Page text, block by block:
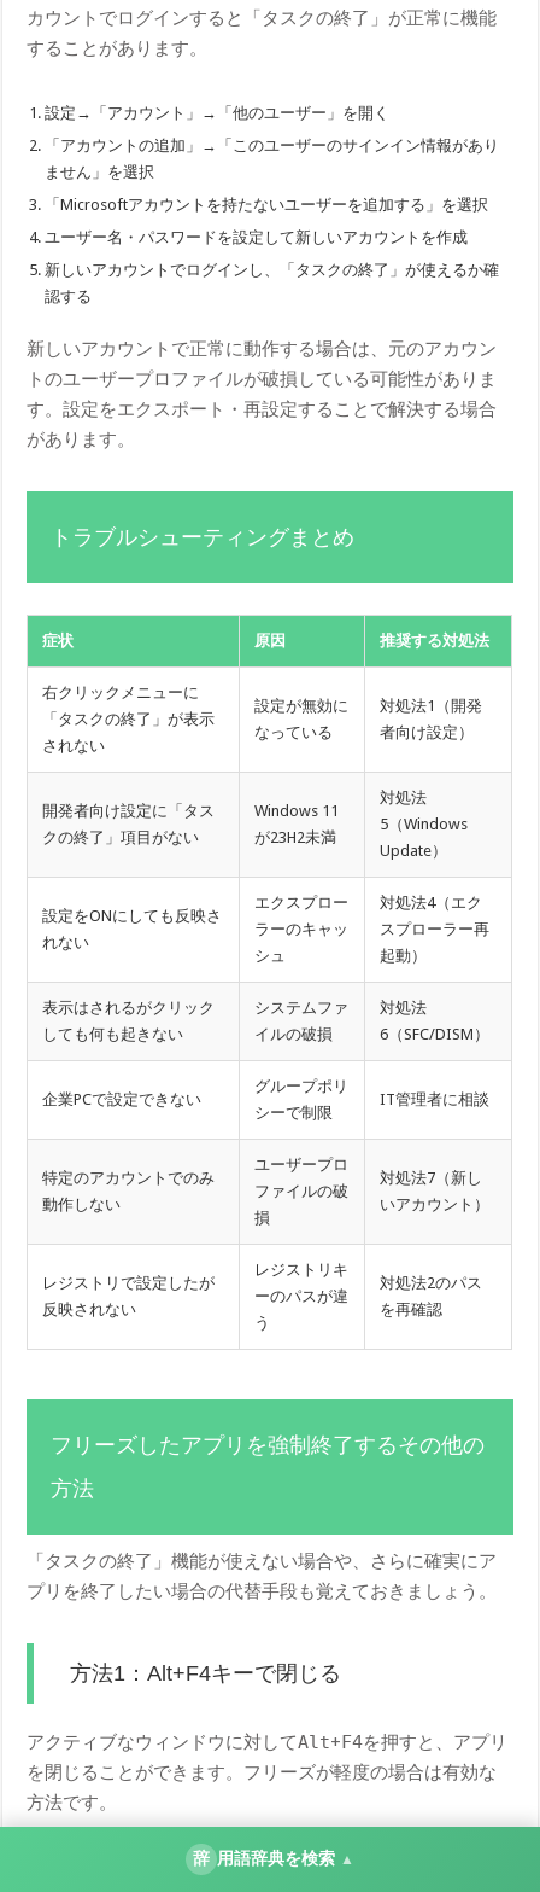
カウントでログインすると「タスクの終了」が正常に機能
することがあります。
設定→「アカウント」→「他のユーザー」を開く
「アカウントの追加」→「このユーザーのサインイン情報があり
ません」を選択
「Microsoftアカウントを持たないユーザーを追加する」を選択
ユーザー名・パスワードを設定して新しいアカウントを作成
新しいアカウントでログインし、「タスクの終了」が使えるか確
認する
新しいアカウントで正常に動作する場合は、元のアカウン
トのユーザープロファイルが破損している可能性がありま
す。設定をエクスポート・再設定することで解決する場合
があります。
トラブルシューティングまとめ
症状 原因 推奨する対処法
右クリックメニューに
「タスクの終了」が表示
されない
設定が無効に
なっている
対処法1（開発
者向け設定）
開発者向け設定に「タス
クの終了」項目がない
Windows 11
が23H2未満
対処法
5（Windows
Update）
設定をONにしても反映さ
れない
エクスプロー
ラーのキャッ
シュ
対処法4（エク
スプローラー再
起動）
表示はされるがクリック
しても何も起きない
システムファ
イルの破損
対処法
6（SFC/DISM）
企業PCで設定できない
グループポリ
シーで制限
IT管理者に相談
特定のアカウントでのみ
動作しない
ユーザープロ
ファイルの破
損
対処法7（新し
いアカウント）
レジストリで設定したが
反映されない
レジストリキ
ーのパスが違
う
対処法2のパス
を再確認
フリーズしたアプリを強制終了するその他の
方法
「タスクの終了」機能が使えない場合や、さらに確実にア
プリを終了したい場合の代替手段も覚えておきましょう。
方法1：Alt+F4キーで閉じる
アクティブなウィンドウに対してAlt+F4を押すと、アプリ
を閉じることができます。フリーズが軽度の場合は有効な
方法です。
辞 用語辞典を検索 ▲